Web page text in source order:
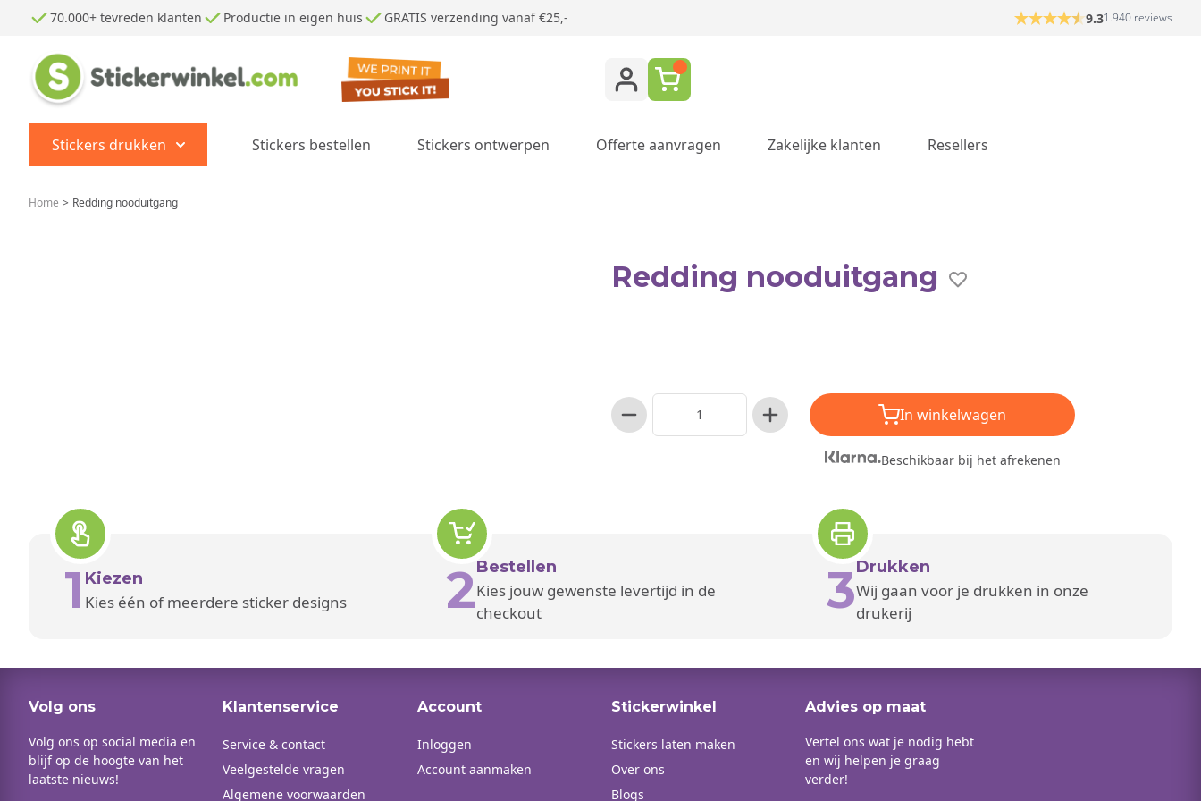
Ga naar de inhoud
70.000+ tevreden klanten Productie in eigen huis GRATIS verzending vanaf €25,- 9.31.940 reviews
Stickers drukken
Show submenu for Stickers drukken category
Stickers bestellen Stickers ontwerpen Offerte aanvragen Zakelijke klanten Resellers
Home > Redding nooduitgang
Redding nooduitgang
In winkelwagen
Beschikbaar bij het afrekenen
1 Kiezen
Kies één of meerdere sticker designs 2Bestellen
Kies jouw gewenste levertijd in de
checkout
3Drukken
Wij gaan voor je drukken in onze
drukerij
Volg ons
Volg ons op social media en
blijf op de hoogte van het
laatste nieuws!
Klantenservice
Service & contact
Veelgestelde vragen
Algemene voorwaarden
Account
Inloggen
Account aanmaken
Stickerwinkel
Stickers laten maken
Over ons
Blogs
Advies op maat
Vertel ons wat je nodig hebt
en wij helpen je graag
verder!